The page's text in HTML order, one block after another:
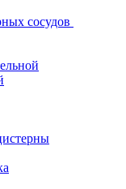
сосудов